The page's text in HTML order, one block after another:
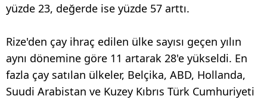
yüzde 23, değerde ise yüzde 57 arttı.
Rize'den çay ihraç edilen ülke sayısı geçen yılın
aynı dönemine göre 11 artarak 28'e yükseldi. En
fazla çay satılan ülkeler, Belçika, ABD, Hollanda,
Suudi Arabistan ve Kuzey Kıbrıs Türk Cumhuriyeti